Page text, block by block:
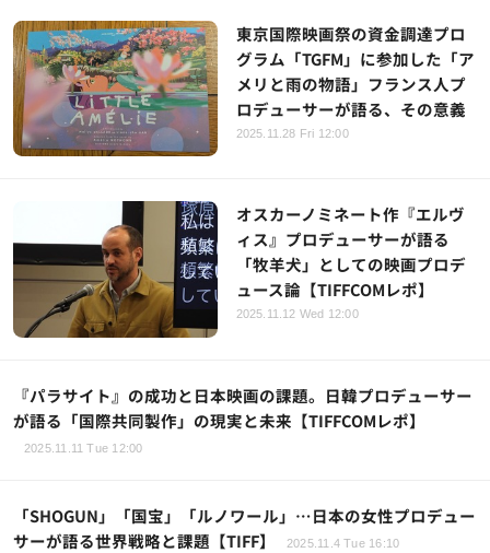
東京国際映画祭の資金調達プロ
グラム「TGFM」に参加した「ア
メリと雨の物語」フランス人プ
ロデューサーが語る、その意義
2025.11.28 Fri 12:00
オスカーノミネート作『エルヴ
ィス』プロデューサーが語る
「牧羊犬」としての映画プロデ
ュース論【TIFFCOMレポ】
2025.11.12 Wed 12:00
『パラサイト』の成功と日本映画の課題。日韓プロデューサー
が語る「国際共同製作」の現実と未来【TIFFCOMレポ】
2025.11.11 Tue 12:00
「SHOGUN」「国宝」「ルノワール」…日本の女性プロデュー
サーが語る世界戦略と課題【TIFF】
2025.11.4 Tue 16:10